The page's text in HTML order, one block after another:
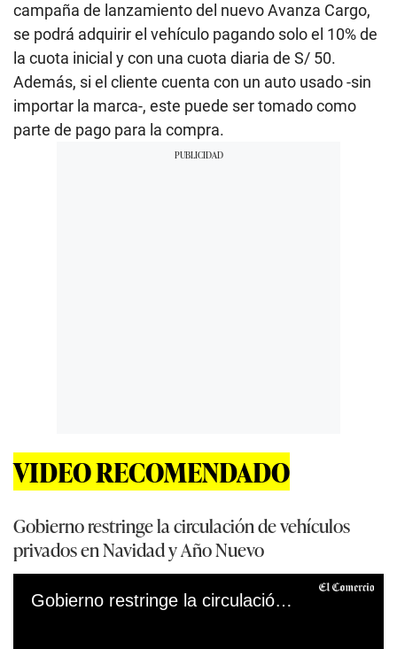
campaña de lanzamiento del nuevo Avanza Cargo,
se podrá adquirir el vehículo pagando solo el 10% de
la cuota inicial y con una cuota diaria de S/ 50.
Además, si el cliente cuenta con un auto usado -sin
importar la marca-, este puede ser tomado como
parte de pago para la compra.
VIDEO RECOMENDADO
Gobierno restringe la circulación de vehículos
privados en Navidad y Año Nuevo
Gobierno restringe la circulación de vehículos privados en Navidad y Año Nuevo